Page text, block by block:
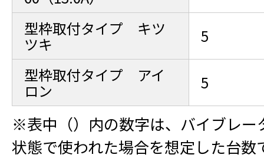
型枠取付タイプ キツ
ツキ
5
型枠取付タイプ アイ
ロン 5
※表中（）内の数字は、バイブレー
状態で使われた場合を想定した台数